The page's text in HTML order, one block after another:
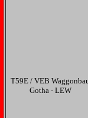
T59E / VEB
Gotha - LEW